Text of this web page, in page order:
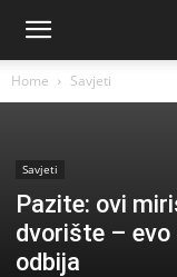
Home Savjeti
Savjeti
Pazite: ovi
dvorište – evo
odbija